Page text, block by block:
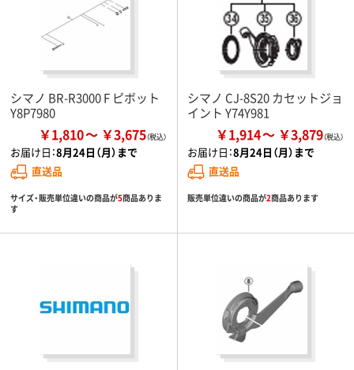
シマノ BR-R3000 F ピボット
Y8P7980
￥1,810 ￥3,675
お届け日：8月24日（月）まで
直送品
サイズ・販売単位違いの商品が5商品ありま
す
シマノ CJ-8S20 カセットジョ
イント Y74Y981
￥1,914 ￥3,879
お届け日：8月24日（月）まで
直送品
販売単位違いの商品が2商品あります